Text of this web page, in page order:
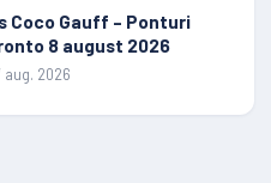
Coco Gauff – Ponturi
8 august 2026
aug. 2026